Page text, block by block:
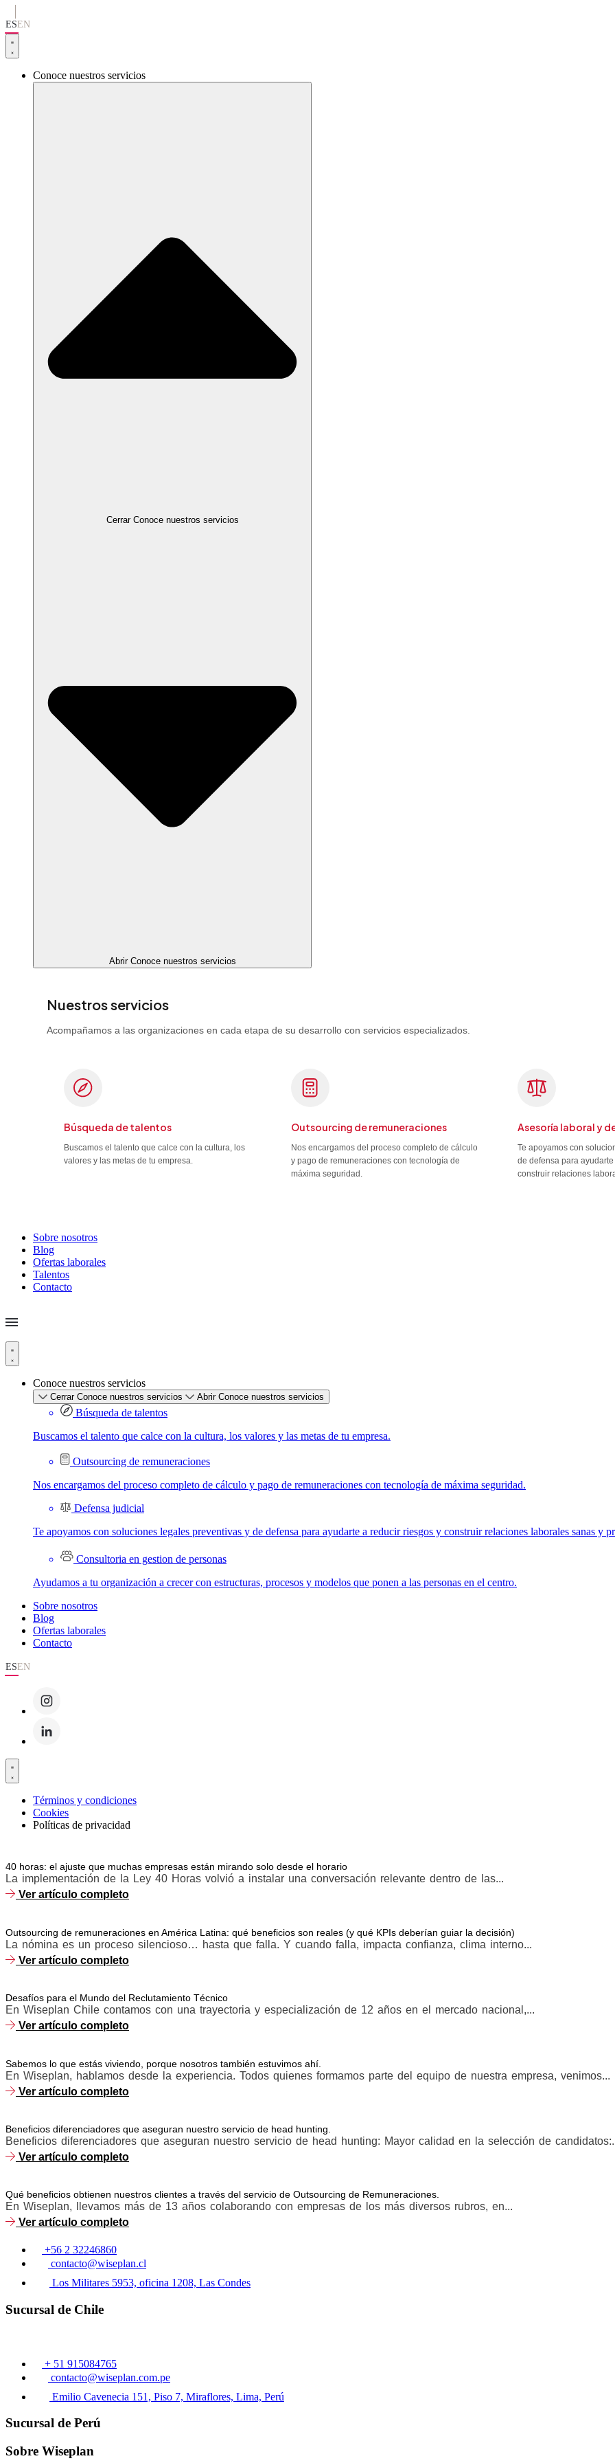
al
contenido
ESEN
Conoce nuestros servicios
Cerrar Conoce nuestros servicios
Abrir Conoce nuestros servicios
Nuestros servicios
Acompañamos a las organizaciones en cada etapa de su desarrollo con servicios especializados.
Búsqueda de talentos
Buscamos el talento que calce con la cultura, los
valores y las metas de tu empresa.
Outsourcing de remuneraciones
Nos encargamos del proceso completo de cálculo
y pago de remuneraciones con tecnología de
máxima seguridad.
Asesoría laboral y
Te apoyamos con
de defensa para
construir relaciones
Sobre nosotros
Blog
Ofertas laborales
Talentos
Contacto
Conoce nuestros servicios
Cerrar Conoce nuestros servicios Abrir Conoce nuestros servicios
Búsqueda de talentos
Buscamos el talento que calce con la cultura, los valores y las metas de tu empresa.
Outsourcing de remuneraciones
Nos encargamos del proceso completo de cálculo y pago de remuneraciones con tecnología de máxima seguridad.
Defensa judicial
Te apoyamos con soluciones legales preventivas y de defensa para ayudarte a reducir riesgos y construir relaciones laborales sanas y
Consultoria en gestion de personas
Ayudamos a tu organización a crecer con estructuras, procesos y modelos que ponen a las personas en el centro.
Sobre nosotros
Blog
Ofertas laborales
Contacto
ESEN
Términos y condiciones
Cookies
Políticas de privacidad
40 horas: el ajuste que muchas empresas están mirando solo desde el horario
La implementación de la Ley 40 Horas volvió a instalar una conversación relevante dentro de las...
Ver artículo completo
Outsourcing de remuneraciones en América Latina: qué beneficios son reales (y qué KPIs deberían guiar la decisión)
La nómina es un proceso silencioso… hasta que falla. Y cuando falla, impacta confianza, clima interno...
Ver artículo completo
Desafíos para el Mundo del Reclutamiento Técnico
En Wiseplan Chile contamos con una trayectoria y especialización de 12 años en el mercado nacional,...
Ver artículo completo
Sabemos lo que estás viviendo, porque nosotros también estuvimos ahí.
En Wiseplan, hablamos desde la experiencia. Todos quienes formamos parte del equipo de nuestra empresa, venimos...
Ver artículo completo
Beneficios diferenciadores que aseguran nuestro servicio de head hunting.
Beneficios diferenciadores que aseguran nuestro servicio de head hunting: Mayor calidad en la selección de
Ver artículo completo
Qué beneficios obtienen nuestros clientes a través del servicio de Outsourcing de Remuneraciones.
En Wiseplan, llevamos más de 13 años colaborando con empresas de los más diversos rubros, en...
Ver artículo completo
+56 2 32246860
contacto@wiseplan.cl
Los Militares 5953, oficina 1208, Las Condes
Sucursal de Chile
+ 51 915084765
contacto@wiseplan.com.pe
Emilio Cavenecia 151, Piso 7, Miraflores, Lima, Perú
Sucursal de Perú
Sobre Wiseplan